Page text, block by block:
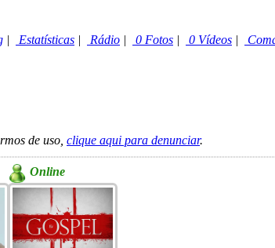
| Estatísticas | Rádio | 0 Fotos | 0 Vídeos |
de uso, clique aqui para denunciar.
Online